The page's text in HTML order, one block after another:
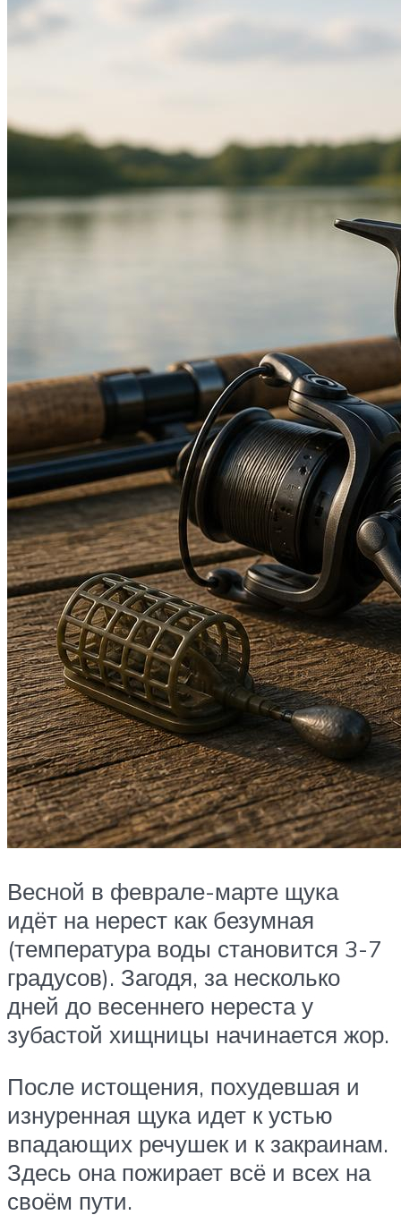
Весной в феврале-марте щука
идёт на нерест как безумная
(температура воды становится 3-7
градусов). Загодя, за несколько
дней до весеннего нереста у
зубастой хищницы начинается жор.
После истощения, похудевшая и
изнуренная щука идет к устью
впадающих речушек и к закраинам.
Здесь она пожирает всё и всех на
своём пути.